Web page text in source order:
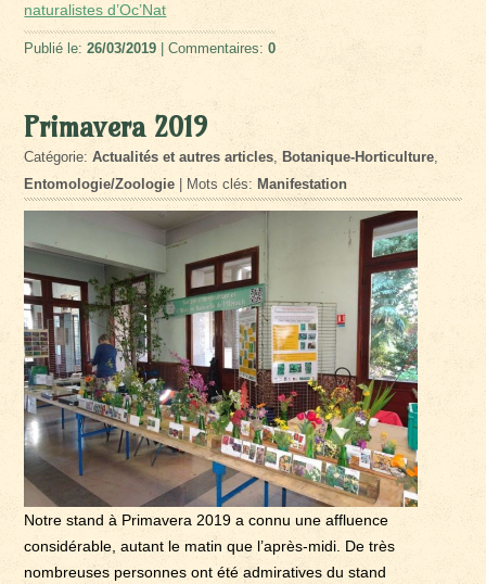
naturalistes d’Oc’Nat
Publié le:26/03/2019 | Commentaires:0
Primavera 2019
Catégorie:Actualités et autres articles, Botanique-Horticulture,
Entomologie/Zoologie | Mots clés: Manifestation
Notre stand à Primavera 2019 a connu une affluence
considérable, autant le matin que l’après-midi. De très
nombreuses personnes ont été admiratives du stand